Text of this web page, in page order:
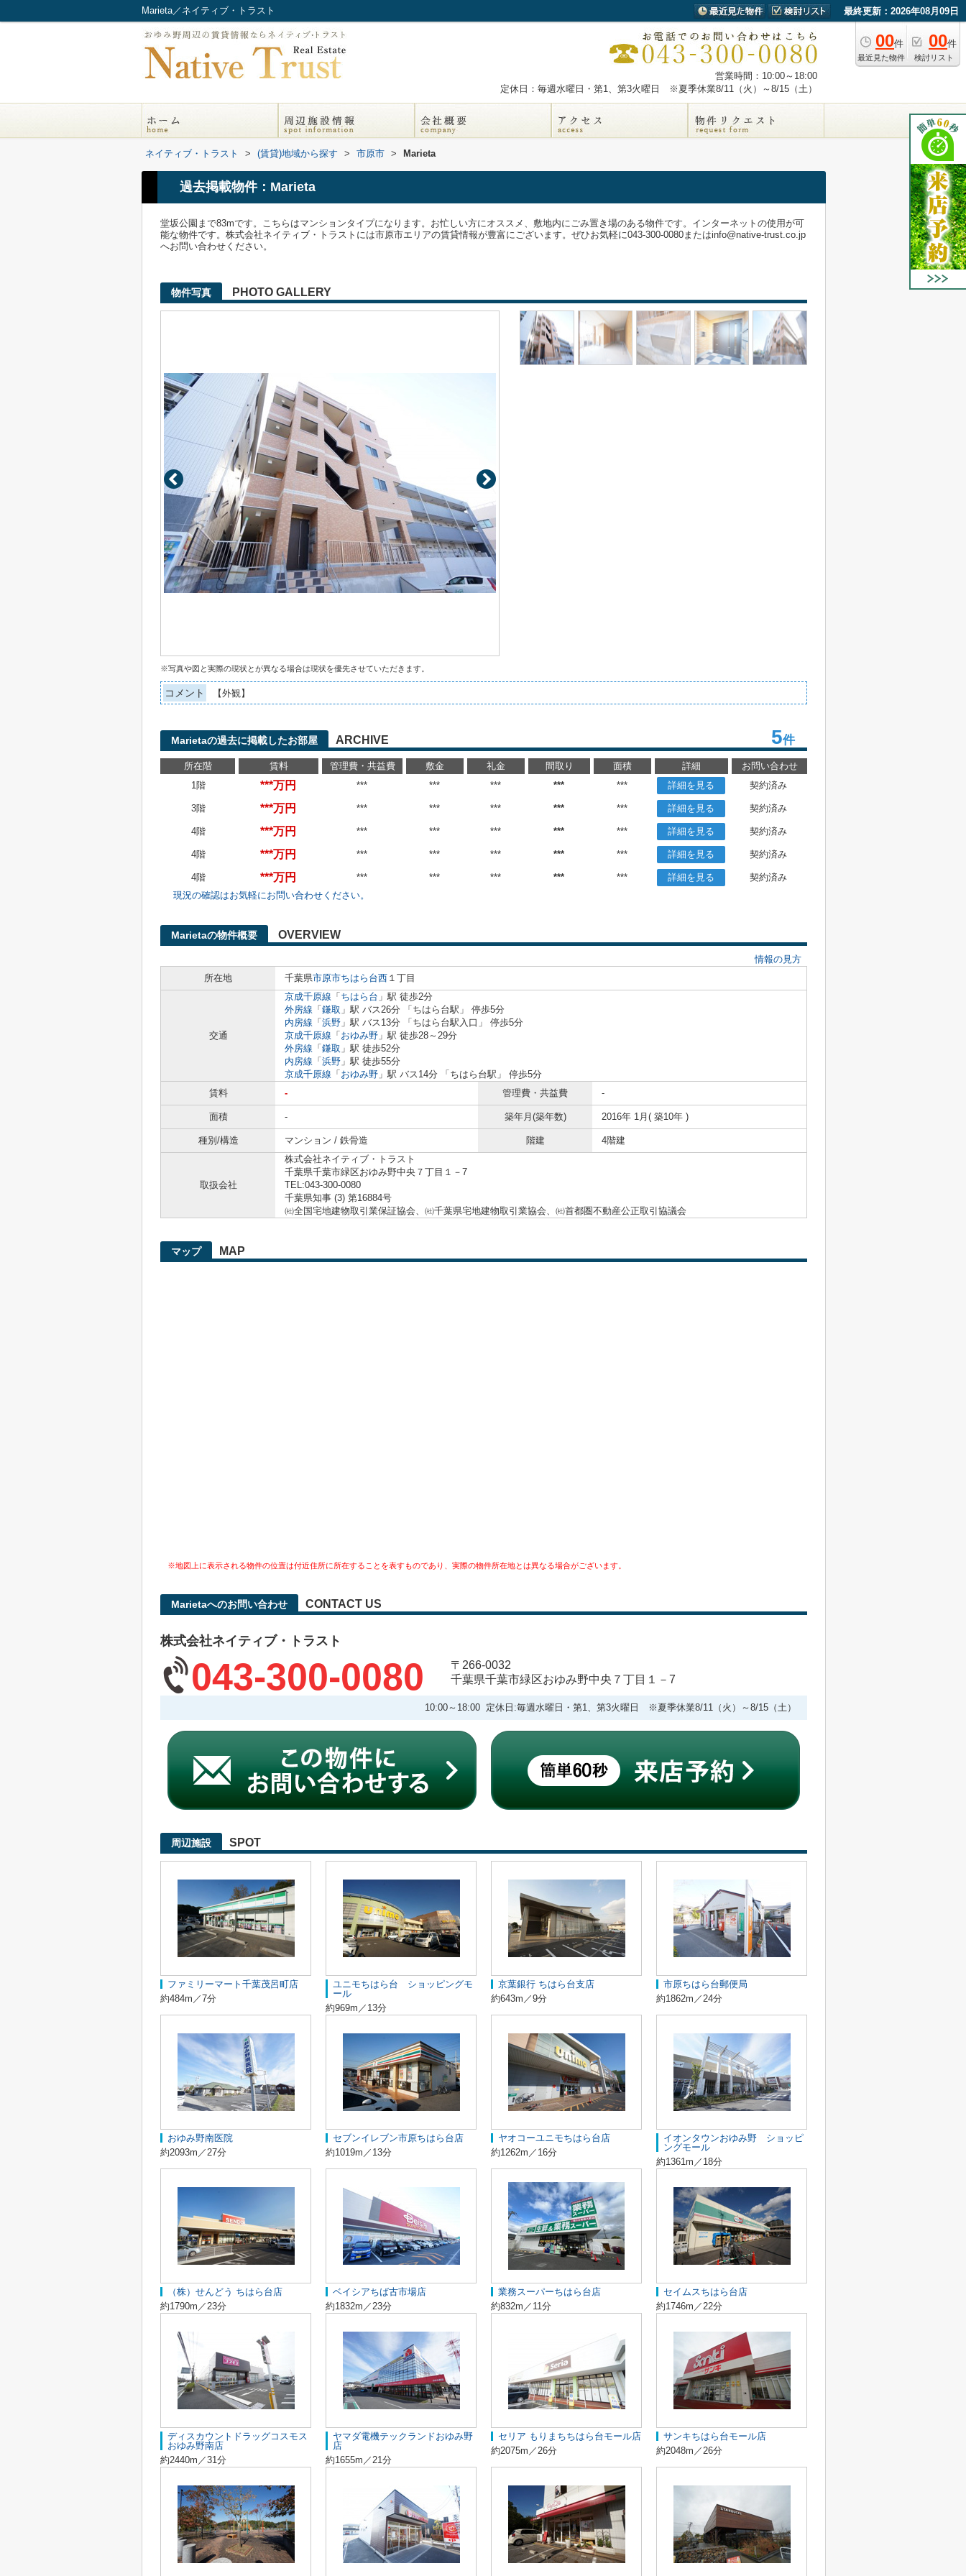
Marieta／ネイティブ・トラスト 最終更新：2026年08月09日
00件
最近見た物件
00件
検討リスト
営業時間：10:00～18:00
定休日：毎週水曜日・第1、第3火曜日 ※夏季休業8/11（火）～8/15（土）
ネイティブ・トラスト > (賃貸)地域から探す > 市原市 > Marieta
過去掲載物件：Marieta
堂坂公園まで83mです。こちらはマンションタイプになります。お忙しい方にオススメ、敷地内にごみ置き場のある物件です。インターネットの使用が可
能な物件です。株式会社ネイティブ・トラストには市原市エリアの賃貸情報が豊富にございます。ぜひお気軽に043-300-0080またはinfo@native-trust.co.jp
へお問い合わせください。
物件写真 PHOTO GALLERY
※写真や図と実際の現状とが異なる場合は現状を優先させていただきます。
コメント 【外観】
Marietaの過去に掲載したお部屋 ARCHIVE 5件
所在階 賃料 管理費・共益費 敷金 礼金 間取り 面積 詳細
お問い合わせ
1階
***万円 *** *** *** *** *** 詳細を見る 契約済み
3階 ***万円 *** *** *** *** *** 詳細を見る 契約済み
4階 ***万円 *** *** *** *** *** 詳細を見る 契約済み
4階 ***万円 *** *** *** *** *** 詳細を見る 契約済み
4階 ***万円 *** *** *** *** *** 詳細を見る
契約済み
現況の確認はお気軽にお問い合わせください。
Marietaの物件概要 OVERVIEW
情報の見方
所在地
千葉県市原市ちはら台西 １丁目
交通
京成千原線 「 ちはら台 」駅 徒歩2分
外房線 「 鎌取 」駅 バス26分 「ちはら台駅」 停歩5分
内房線 「 浜野 」駅 バス13分 「ちはら台駅入口」 停歩5分
京成千原線 「 おゆみ野 」駅 徒歩28～29分
外房線 「 鎌取 」駅 徒歩52分
内房線 「 浜野 」駅 徒歩55分
京成千原線 「 おゆみ野 」駅 バス14分 「ちはら台駅」 停歩5分
賃料
- 管理費・共益費 -
面積 - 築年月(築年数) 2016年 1月( 築10年 )
種別/構造 マンション / 鉄骨造 階建 4階建
取扱会社
株式会社ネイティブ・トラスト
千葉県千葉市緑区おゆみ野中央７丁目１－7
TEL:043-300-0080
千葉県知事 (3) 第16884号
㈳全国宅地建物取引業保証協会、㈳千葉県宅地建物取引業協会、㈳首都圏不動産公正取引協議会
マップ MAP
※地図上に表示される物件の位置は付近住所に所在することを表すものであり、実際の物件所在地とは異なる場合がございます。
Marietaへのお問い合わせ CONTACT US
株式会社ネイティブ・トラスト
043-300-0080
〒266-0032
千葉県千葉市緑区おゆみ野中央７丁目１－7
10:00～18:00 定休日:毎週水曜日・第1、第3火曜日 ※夏季休業8/11（火）～8/15（土）
周辺施設 SPOT
ファミリーマート千葉茂呂町店
約484m／7分
ユニモちはら台 ショッピングモ
ール
約969m／13分
京葉銀行 ちはら台支店
約643m／9分
市原ちはら台郵便局
約1862m／24分
おゆみ野南医院
約2093m／27分
セブンイレブン市原ちはら台店
約1019m／13分
ヤオコーユニモちはら台店
約1262m／16分
イオンタウンおゆみ野 ショッピ
ングモール
約1361m／18分
（株）せんどう ちはら台店
約1790m／23分
ベイシアちば古市場店
約1832m／23分
業務スーパーちはら台店
約832m／11分
セイムスちはら台店
約1746m／22分
ディスカウントドラッグコスモス
おゆみ野南店
約2440m／31分
ヤマダ電機テックランドおゆみ野
店
約1655m／21分
セリア もりまちちはら台モール店
約2075m／26分
サンキちはら台モール店
約2048m／26分